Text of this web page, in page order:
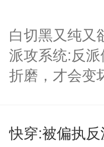
白切黑又纯又
派攻系统:反
折磨，才会变
缓行驶在柏油
快穿:被偏执